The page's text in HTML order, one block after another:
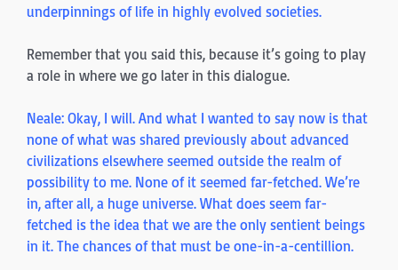
underpinnings of life in highly evolved societies.
Remember that you said this, because it’s going to play
a role in where we go later in this dialogue.
Neale: Okay, I will. And what I wanted to say now is that
none of what was shared previously about advanced
civilizations elsewhere seemed outside the realm of
possibility to me. None of it seemed far-fetched. We’re
in, after all, a huge universe. What does seem far-
fetched is the idea that we are the only sentient beings
in it. The chances of that must be one-in-a-centillion.